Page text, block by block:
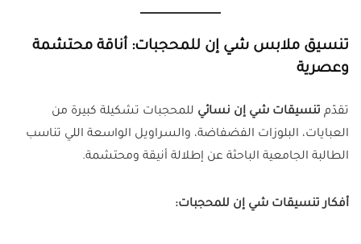
تنسيق ملابس شي إن للمحجبات: أناقة محتشمة
وعصرية
تقدّم تنسيقات شي إن نسائي للمحجبات تشكيلة كبيرة من
العبايات، البلوزات الفضفاضة، والسراويل الواسعة اللي تناسب
الطالبة الجامعية الباحثة عن إطلالة أنيقة ومحتشمة.
أفكار تنسيقات شي إن للمحجبات: